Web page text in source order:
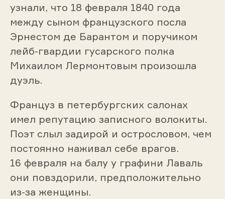
узнали, что 18 февраля 1840 года
между сыном французского посла
Эрнестом де Барантом и поручиком
лейб-гвардии гусарского полка
Михаилом Лермонтовым произошла
дуэль.
Француз в петербургских салонах
имел репутацию записного волокиты.
Поэт слыл задирой и острословом, чем
постоянно наживал себе врагов.
16 февраля на балу у графини Лаваль
они повздорили, предположительно
из-за женщины.